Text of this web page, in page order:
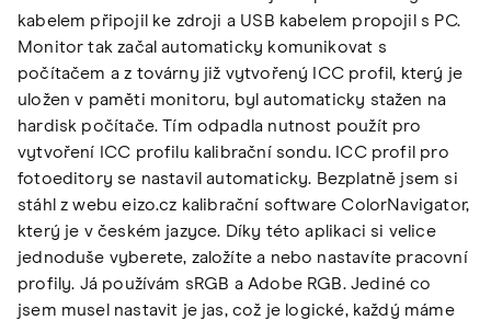
kabelem připojil ke zdroji a USB kabelem propojil s PC.
Monitor tak začal automaticky komunikovat s
počítačem a z továrny již vytvořený ICC profil, který je
uložen v paměti monitoru, byl automaticky stažen na
hardisk počítače. Tím odpadla nutnost použít pro
vytvoření ICC profilu kalibrační sondu. ICC profil pro
fotoeditory se nastavil automaticky. Bezplatně jsem si
stáhl z webu eizo.cz kalibrační software ColorNavigator,
který je v českém jazyce. Díky této aplikaci si velice
jednoduše vyberete, založíte a nebo nastavíte pracovní
profily. Já používám sRGB a Adobe RGB. Jediné co
jsem musel nastavit je jas, což je logické, každý máme